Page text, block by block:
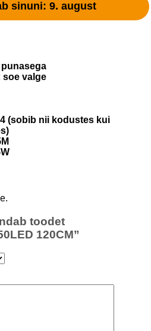
sinuni: 9. august
soe valge
(sobib nii kodustes kui
toodet
120CM”